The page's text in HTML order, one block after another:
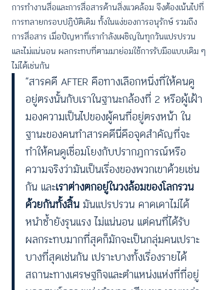
การทำงานสื่อและการสื่อสารด้านสิ่งแวดล้อม จึงต้องเน้นไปที่
การทลายกรอบปฏิบัติเดิม ทั้งในแง่ของการอนุรักษ์ รวมถึง
การสื่อสาร เมื่อปัญหาที่เรากำลังเผชิญในทุกวันแปรปรวน
และไม่แน่นอน ผลกระทบที่ตามมาย่อมใช้การรับมือแบบเดิม ๆ
ไม่ได้เช่นกัน
“สารคดี AFTER คือทางเลือกหนึ่งที่ให้คนดู
อยู่ตรงนั้นกับเราในฐานะกล้องที่ 2 หรือผู้เฝ้า
มองความเป็นไปของผู้คนที่อยู่ตรงหน้า ใน
ฐานะของคนทำสารคดีนี่คือจุดสำคัญที่จะ
ทำให้คนดูเชื่อมโยงกับปรากฏการณ์หรือ
ความจริงว่ามันเป็นเรื่องของพวกเขาด้วยเช่น
กัน และเราต่างตกอยู่ในวงล้อมของโลกรวน
ด้วยกันทั้งสิ้น มันแปรปรวน คาดเดาไม่ได้
หนำซ้ำยังรุนแรง ไม่แน่นอน แต่คนที่ได้รับ
ผลกระทบมากที่สุดก็มักจะเป็นกลุ่มคนเปราะ
บางที่สุดเช่นกัน เปราะบางทั้งเรื่องรายได้
สถานะทางเศรษฐกิจและตำแหน่งแห่งที่ที่อยู่